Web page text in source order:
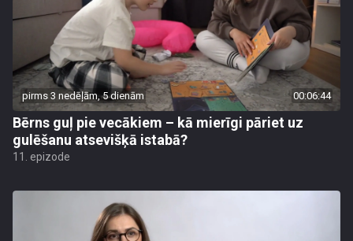
pirms 3 nedēļām, 5 dienām 00:06:44
Bērns guļ pie vecākiem – kā mierīgi pāriet uz
gulēšanu atsevišķā istabā?
11. epizode